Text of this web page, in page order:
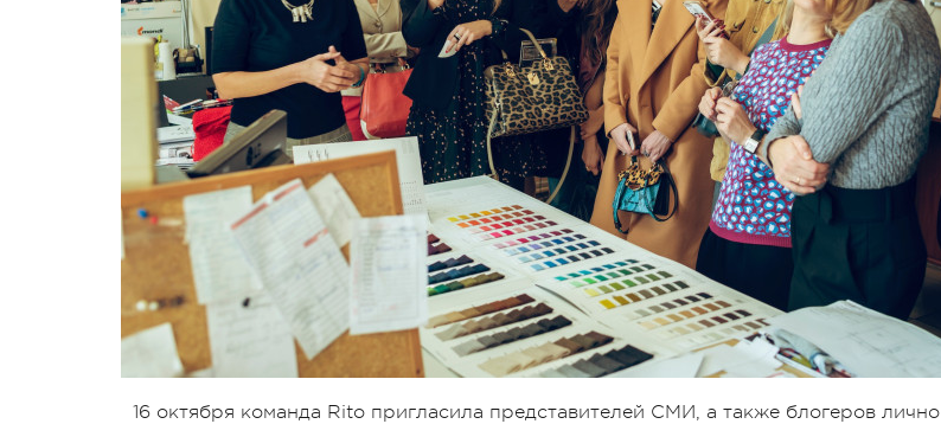
16 октября команда Rito пригласила представителей СМИ, а также блогеров лично